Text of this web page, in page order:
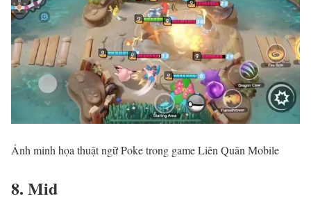
Ảnh minh họa thuật ngữ Poke trong game Liên Quân Mobile
8. Mid